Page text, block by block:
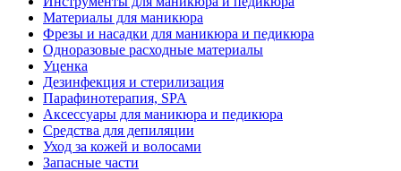
Материалы для маникюра
Фрезы и насадки для маникюра и педикюра
Одноразовые расходные материалы
Уценка
Дезинфекция и стерилизация
Парафинотерапия, SPA
Аксессуары для маникюра и педикюра
Средства для депиляции
Уход за кожей и волосами
Запасные части